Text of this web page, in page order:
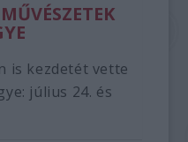
is kezdetét vette
július 24. és